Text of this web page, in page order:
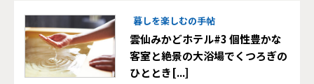
暮しを楽しむの手帖
雲仙みかどホテル#3 個性豊かな
客室と絶景の大浴場でくつろぎの
ひととき[...]